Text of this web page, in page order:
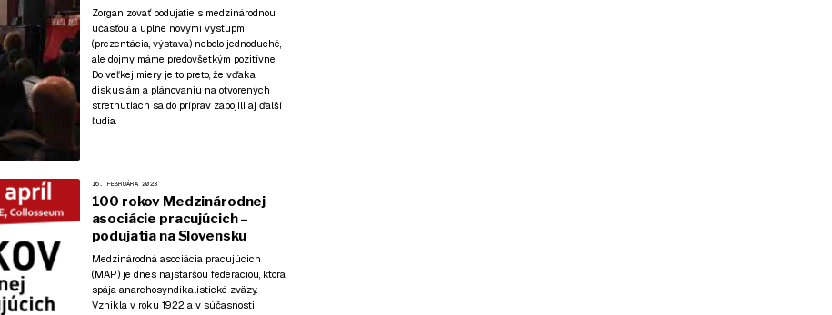
Zorganizovať podujatie s medzinárodnou
účasťou a úplne novými výstupmi
(prezentácia, výstava) nebolo jednoduché,
ale dojmy máme predovšetkým pozitívne.
Do veľkej miery je to preto, že vďaka
diskusiám a plánovaniu na otvorených
stretnutiach sa do príprav zapojili aj ďalší
ľudia.
16. FEBRUÁRA 2023
100 rokov Medzinárodnej
asociácie pracujúcich –
podujatia na Slovensku
Medzinárodná asociácia pracujúcich
(MAP) je dnes najstaršou federáciou, ktorá
spája anarchosyndikalistické zväzy.
Vznikla v roku 1922 a v súčasnosti